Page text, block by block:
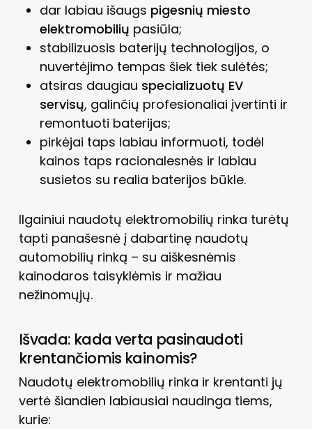
dar labiau išaugs pigesnių miesto
elektromobilių pasiūla;
stabilizuosis baterijų technologijos, o
nuvertėjimo tempas šiek tiek sulėtės;
atsiras daugiau specializuotų EV
servisų, galinčių profesionaliai įvertinti ir
remontuoti baterijas;
pirkėjai taps labiau informuoti, todėl
kainos taps racionalesnės ir labiau
susietos su realia baterijos būkle.
Ilgainiui naudotų elektromobilių rinka turėtų
tapti panašesnė į dabartinę naudotų
automobilių rinką – su aiškesnėmis
kainodaros taisyklėmis ir mažiau
nežinomųjų.
Išvada: kada verta pasinaudoti
krentančiomis kainomis?
Naudotų elektromobilių rinka ir krentanti jų
vertė šiandien labiausiai naudinga tiems,
kurie: